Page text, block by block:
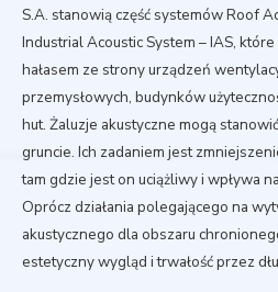
S.A. stanowią część systemów Roof
Industrial Acoustic System – IAS,
hałasem ze strony urządzeń
przemysłowych, budynków
hut. Żaluzje akustyczne mogą
gruncie. Ich zadaniem jest
tam gdzie jest on uciążliwy i wpływa
Oprócz działania polegającego na
akustycznego dla obszaru
estetyczny wygląd i trwałość przez